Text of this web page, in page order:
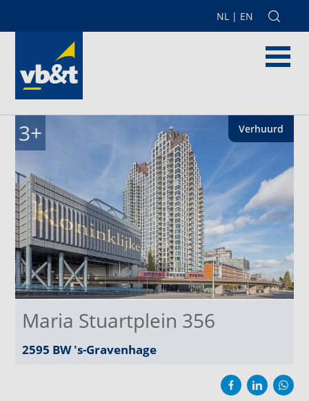
NL | EN
Verhuurd
3+
Maria Stuartplein 356
2595 BW's-Gravenhage